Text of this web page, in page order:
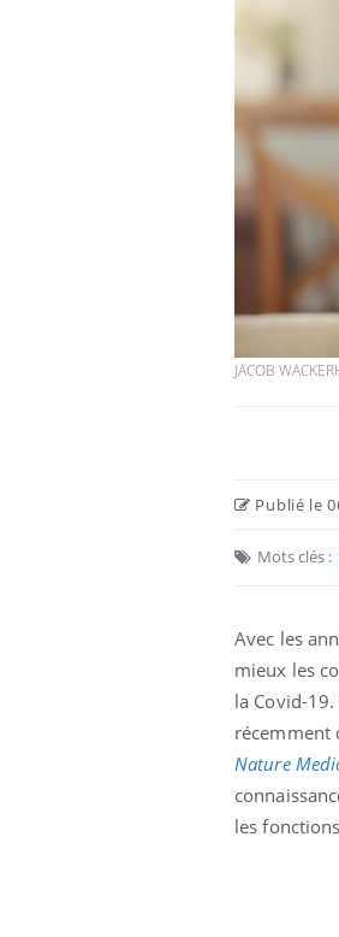
JACOB
Publié le
Mots clés :
Avec les
mieux les
la Covid-
récemment
Nature
les
VIH
tous
elle
Eczéma Chronique
expliquer ma
Il y a des sujets qui
d'autres non ! D'un